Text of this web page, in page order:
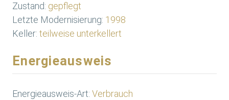
Zustand: gepflegt
Letzte Modernisierung: 1998
Keller: teilweise unterkellert
Energieausweis
Energieausweis-Art: Verbrauch